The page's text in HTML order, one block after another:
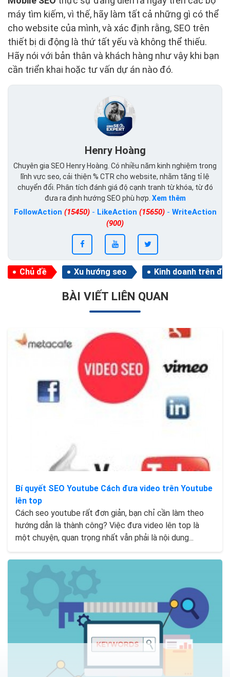
máy tìm kiếm, vì thế, hãy làm tất cả những gì có thể
cho website của mình, và xác định rằng, SEO trên
thiết bị di động là thứ tất yếu và không thể thiếu.
Hãy nói với bản thân và khách hàng như vậy khi bạn
cần triển khai hoặc tư vấn dự án nào đó.
Henry Hoàng
Chuyên gia SEO Henry Hoàng. Có nhiều năm kinh nghiệm trong
lĩnh vực seo, cải thiện % CTR cho website, nhằm tăng tỉ lệ
chuyển đổi. Phân tích đánh giá độ cạnh tranh từ khóa, từ đó
đưa ra định hướng SEO phù hợp. Xem thêm
FollowAction (15450)- LikeAction (15650)- WriteAction
(900)
Chủ đề Xu hướng seo Kinh doanh trên
BÀI VIẾT LIÊN QUAN
Bí quyết SEO Youtube Cách đưa video trên Youtube
lên top
Cách seo youtube rất đơn giản, bạn chỉ cần làm theo
hướng dẫn là thành công? Việc đưa video lên top là
một chuyện, quan trọng nhất vẫn phải là nội dung...